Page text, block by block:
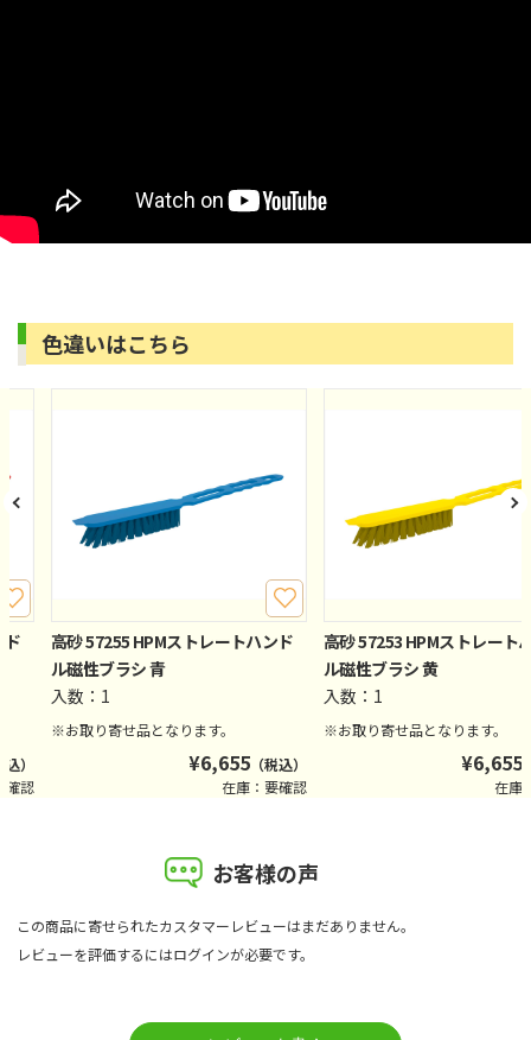
色違いはこちら
ド
）
確認
高砂 57255 HPMストレートハンド
ル磁性ブラシ 青
入数：1
※お取り寄せ品となります。
¥6,655 （税込）
在庫：要確認
高砂 57253 HPMストレート
ル磁性ブラシ 黄
入数：1
※お取り寄せ品となります。
¥6,655
在庫
お客様の声
この商品に寄せられたカスタマーレビューはまだありません。
レビューを評価するにはログインが必要です。